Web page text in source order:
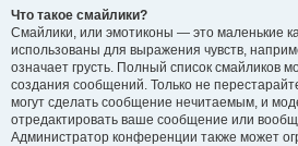
Что такое смайлики?
Смайлики, или эмотиконы — это маленькие
использованы для выражения чувств,
означает грусть. Полный список смайликов
создания сообщений. Только не
могут сделать сообщение нечитаемым, и
отредактировать ваше сообщение или
Администратор конференции также может